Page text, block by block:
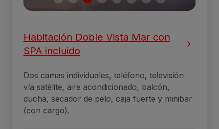
Habitación Doble Vista Mar con
SPA incluido
Dos camas individuales, teléfono, televisión
vía satélite, aire acondicionado, balcón,
ducha, secador de pelo, caja fuerte y minibar
(con cargo).